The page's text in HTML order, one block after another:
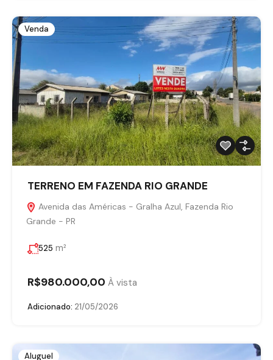
Venda
TERRENO EM FAZENDA RIO GRANDE
Avenida das Américas - Gralha Azul, Fazenda Rio
Grande - PR
525 m²
R$980.000,00 À vista
Adicionado: 21/05/2026
Aluguel